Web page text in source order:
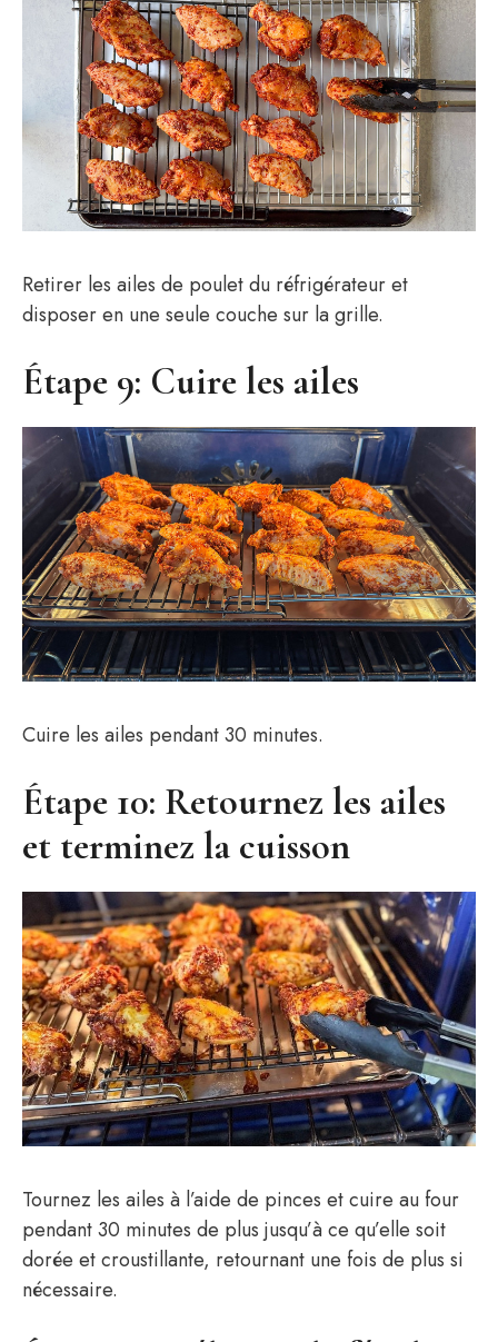
Retirer les ailes de poulet du réfrigérateur et
disposer en une seule couche sur la grille.
Étape 9: Cuire les ailes
Cuire les ailes pendant 30 minutes.
Étape 10: Retournez les ailes
et terminez la cuisson
Tournez les ailes à l’aide de pinces et cuire au four
pendant 30 minutes de plus jusqu’à ce qu’elle soit
dorée et croustillante, retournant une fois de plus si
nécessaire.